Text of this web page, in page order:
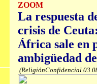
ZOOM
La respuesta
crisis de
África sale en
ambigüedad
(ReligiónConfidencial